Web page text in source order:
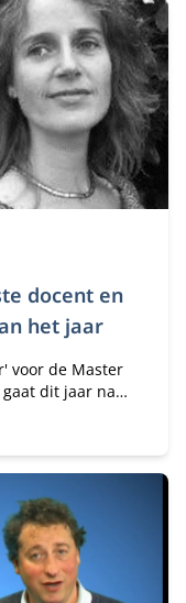
docent en
het jaar
voor de Master
dit jaar naar
zo